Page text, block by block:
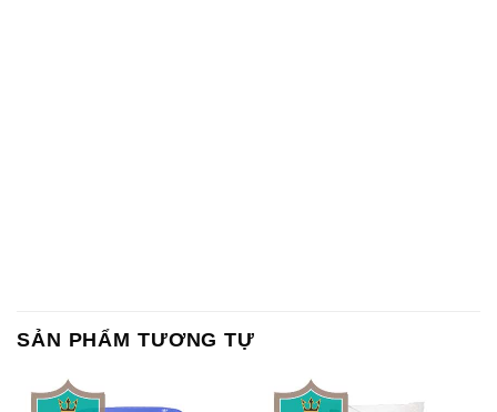
SẢN PHẨM TƯƠNG TỰ